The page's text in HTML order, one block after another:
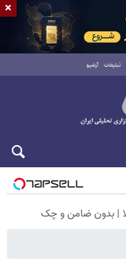
تبلیغات آرشیو
×